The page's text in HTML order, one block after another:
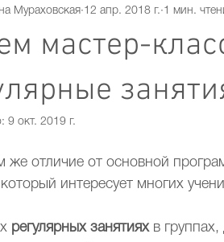
мастер-
Мураховская 12 апр. 2018 г. 1 мин.
9 окт. 2019 г.
чем же отличие от основной
интересует многих
регулярных занятиях в